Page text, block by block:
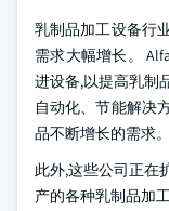
乳制品加工设备行
需求大幅增长。
进设备,以提高乳制
自动化、节能解决
品不断增长的需求。
此外,这些公司正在
产的各种乳制品加